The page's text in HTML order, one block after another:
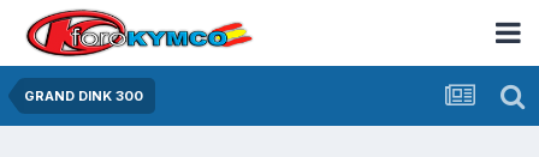
GRAND DINK 300